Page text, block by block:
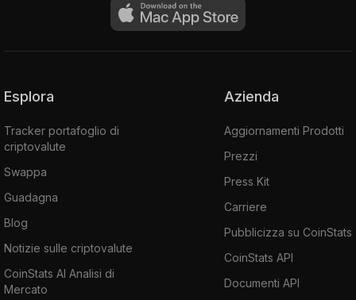
Esplora
Tracker portafoglio di
criptovalute
Swappa
Guadagna
Blog
Notizie sulle criptovalute
CoinStats AI Analisi di
Mercato
Azienda
Aggiornamenti Prodotti
Prezzi
Press Kit
Carriere
Pubblicizza su CoinStats
CoinStats API
Documenti API